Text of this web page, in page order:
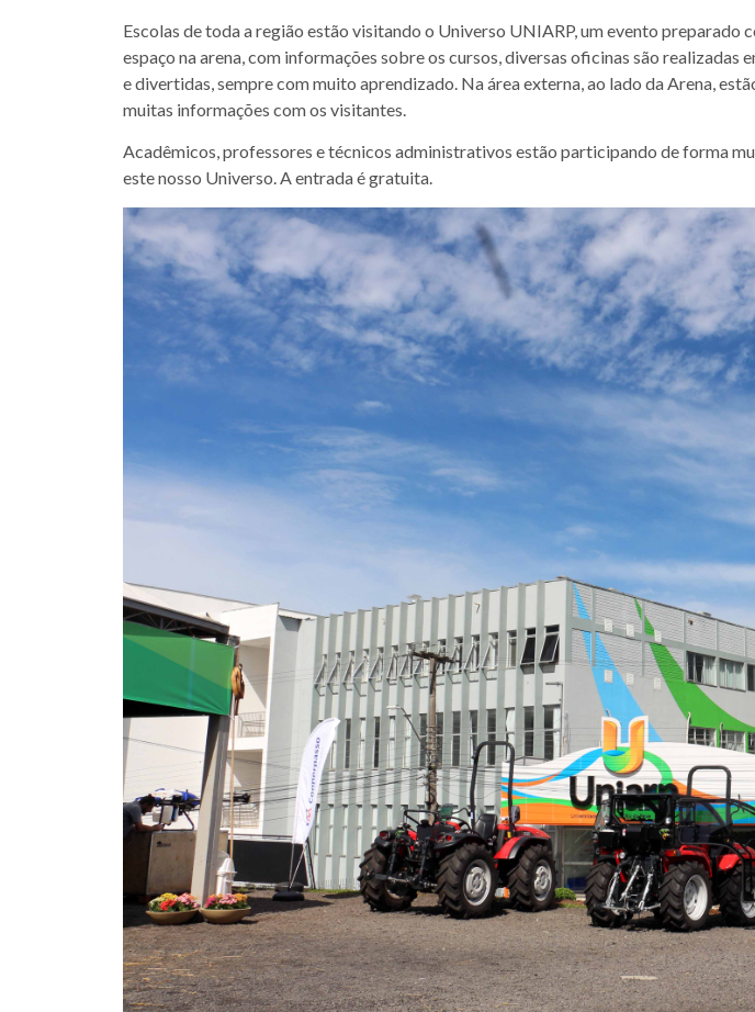
Escolas de toda a região estão visitando o Universo UNIARP, um evento preparado
espaço na arena, com informações sobre os cursos, diversas oficinas são
e divertidas, sempre com muito aprendizado. Na área externa, ao lado da Arena,
muitas informações com os visitantes.
Acadêmicos, professores e técnicos administrativos estão participando de forma
este nosso Universo. A entrada é gratuita.